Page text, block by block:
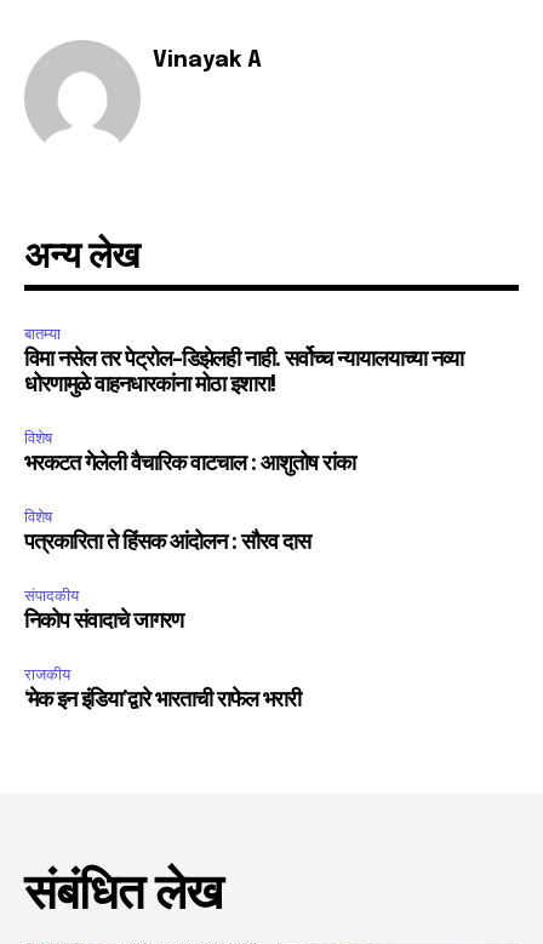
Vinayak A
अन्य लेख
बातम्या
विमा नसेल तर पेट्रोल-डिझेलही नाही. सर्वोच्च न्यायालयाच्या नव्या
धोरणामुळे वाहनधारकांना मोठा इशारा!
विशेष
भरकटत गेलेली वैचारिक वाटचाल : आशुतोष रांका
विशेष
पत्रकारिता ते हिंसक आंदोलन : सौरव दास
संपादकीय
निकोप संवादाचे जागरण
राजकीय
‘मेक इन इंडिया’द्वारे भारताची राफेल भरारी
संबंधित लेख